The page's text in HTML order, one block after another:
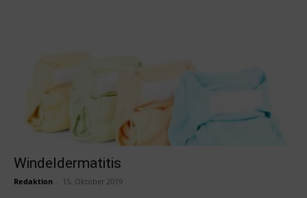
Windeldermatitis
Redaktion 15. Oktober 2019